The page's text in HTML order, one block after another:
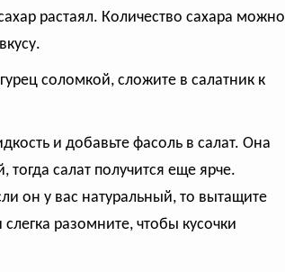
растаял. Количество сахара можно
соломкой, сложите в салатник к
и добавьте фасоль в салат. Она
тогда салат получится еще ярче.
он у вас натуральный, то вытащите
разомните, чтобы кусочки